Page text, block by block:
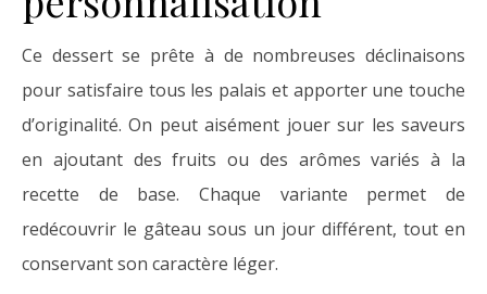
Ce dessert se prête à de nombreuses déclinaisons
pour satisfaire tous les palais et apporter une touche
d’originalité. On peut aisément jouer sur les saveurs
en ajoutant des fruits ou des arômes variés à la
recette de base. Chaque variante permet de
redécouvrir le gâteau sous un jour différent, tout en
conservant son caractère léger.